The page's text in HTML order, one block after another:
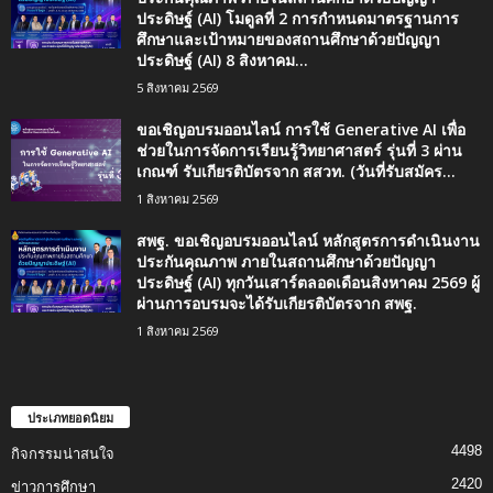
ประดิษฐ์ (AI) โมดูลที่ 2 การกำหนดมาตรฐานการ
ศึกษาและเป้าหมายของสถานศึกษาด้วยปัญญา
ประดิษฐ์ (AI) 8 สิงหาคม...
5 สิงหาคม 2569
ขอเชิญอบรมออนไลน์ การใช้ Generative AI เพื่อ
ช่วยในการจัดการเรียนรู้วิทยาศาสตร์ รุ่นที่ 3 ผ่าน
เกณฑ์ รับเกียรติบัตรจาก สสวท. (วันที่รับสมัคร...
1 สิงหาคม 2569
สพฐ. ขอเชิญอบรมออนไลน์ หลักสูตรการดำเนินงาน
ประกันคุณภาพ ภายในสถานศึกษาด้วยปัญญา
ประดิษฐ์ (AI) ทุกวันเสาร์ตลอดเดือนสิงหาคม 2569 ผู้
ผ่านการอบรมจะได้รับเกียรติบัตรจาก สพฐ.
1 สิงหาคม 2569
ประเภทยอดนิยม
กิจกรรมน่าสนใจ 4498
ข่าวการศึกษา 2420